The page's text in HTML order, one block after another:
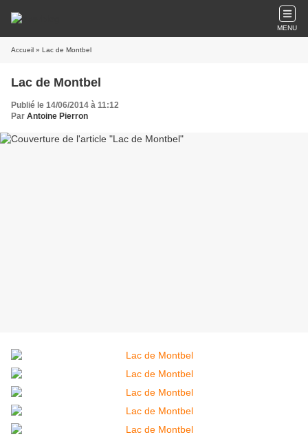
MENU
Accueil » Lac de Montbel
Lac de Montbel
Publié le 14/06/2014 à 11:12
Par Antoine Pierron